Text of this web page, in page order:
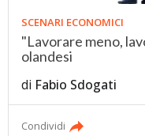
SCENARI ECONOMICI
"Lavorare meno,
olandesi
di Fabio Sdogati
Condividi